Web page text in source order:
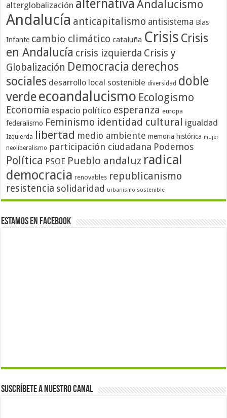
alterglobalización alternativa Andalucismo
Andalucía anticapitalismo antisistema Blas
Infante cambio climático cataluña Crisis Crisis
en Andalucía crisis izquierda Crisis y
Globalización Democracia derechos
sociales desarrollo local sostenible diversidad doble
verdeecoandalucismo Ecologismo
Economía espacio político esperanza europa
federalismo Feminismo identidad cultural igualdad
Izquierda libertad medio ambiente memoria histórica mujer
neoliberalismo participación ciudadana Podemos
Política PSOE Pueblo andaluz radical
democracia renovables republicanismo
resistencia solidaridad urbanismo sostenible
Estamos en Facebook
Suscríbete a nuestro canal